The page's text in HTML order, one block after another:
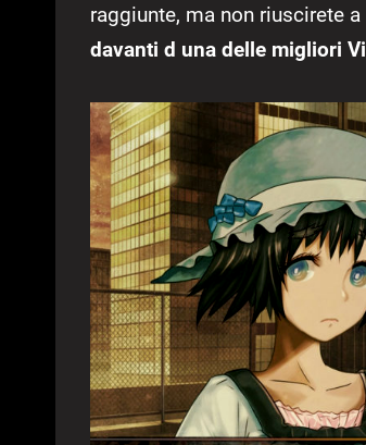
raggiunte, ma non riuscirete
davanti d una delle migliori